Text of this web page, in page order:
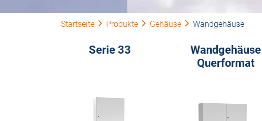
Startseite Produkte Gehäuse Wandgehäuse
Serie 33
Wandgehäuse
Querformat